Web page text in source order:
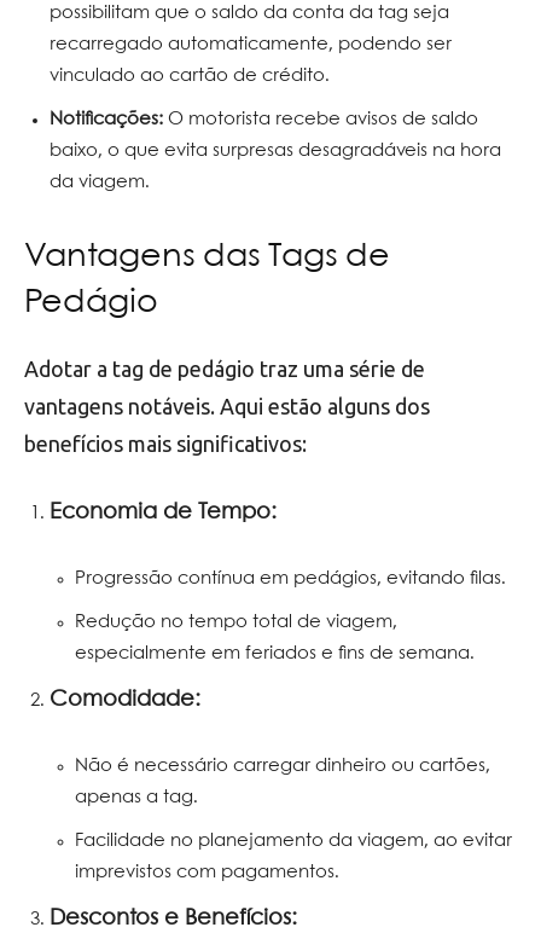
possibilitam que o saldo da conta da tag seja
recarregado automaticamente, podendo ser
vinculado ao cartão de crédito.
Notificações: O motorista recebe avisos de saldo
baixo, o que evita surpresas desagradáveis na hora
da viagem.
Vantagens das Tags de
Pedágio
Adotar a tag de pedágio traz uma série de
vantagens notáveis. Aqui estão alguns dos
benefícios mais significativos:
Economia de Tempo:
Progressão contínua em pedágios, evitando filas.
Redução no tempo total de viagem,
especialmente em feriados e fins de semana.
Comodidade:
Não é necessário carregar dinheiro ou cartões,
apenas a tag.
Facilidade no planejamento da viagem, ao evitar
imprevistos com pagamentos.
Descontos e Benefícios: